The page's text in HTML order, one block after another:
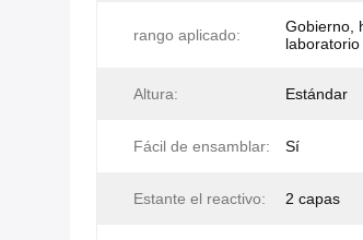
rango aplicado:
Gobierno,
laboratorio
Altura: Estándar
Fácil de ensamblar: Sí
Estante el reactivo: 2 capas